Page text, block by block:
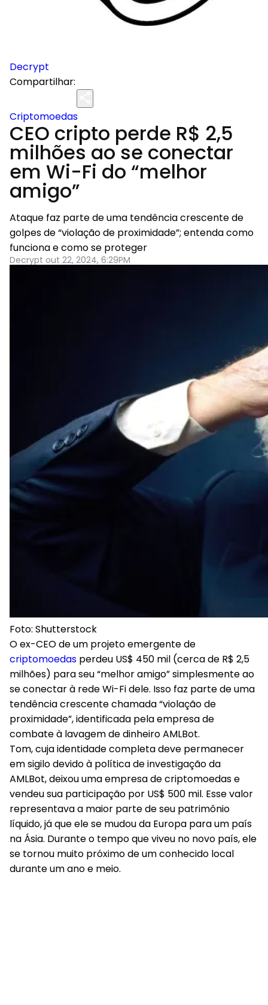
Decrypt
Compartilhar:
Criptomoedas
CEO cripto perde R$ 2,5
milhões ao se conectar
em Wi-Fi do “melhor
amigo”
Ataque faz parte de uma tendência crescente de
golpes de “violação de proximidade”; entenda como
funciona e como se proteger
Decrypt out 22, 2024, 6:29PM
Foto: Shutterstock
O ex-CEO de um projeto emergente de
criptomoedas perdeu US$ 450 mil (cerca de R$ 2,5
milhões) para seu “melhor amigo” simplesmente ao
se conectar à rede Wi-Fi dele. Isso faz parte de uma
tendência crescente chamada “violação de
proximidade”, identificada pela empresa de
combate à lavagem de dinheiro AMLBot.
Tom, cuja identidade completa deve permanecer
em sigilo devido à política de investigação da
AMLBot, deixou uma empresa de criptomoedas e
vendeu sua participação por US$ 500 mil. Esse valor
representava a maior parte de seu patrimônio
líquido, já que ele se mudou da Europa para um país
na Ásia. Durante o tempo que viveu no novo país, ele
se tornou muito próximo de um conhecido local
durante um ano e meio.